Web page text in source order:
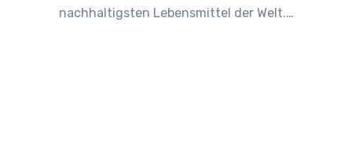
nachhaltigsten Lebensmittel der Welt.…